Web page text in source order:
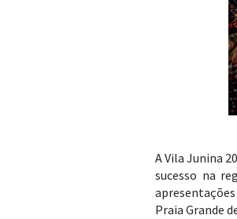
A Vila Junina
sucesso na
Praia Grande